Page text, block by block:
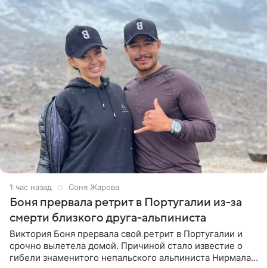
1 час назад Соня Жарова
Боня прервала ретрит в Португалии из-за
смерти близкого друга-альпиниста
Виктория Боня прервала свой ретрит в Португалии и
срочно вылетела домой. Причиной стало известие о
гибели знаменитого непальского альпиниста Нирмала